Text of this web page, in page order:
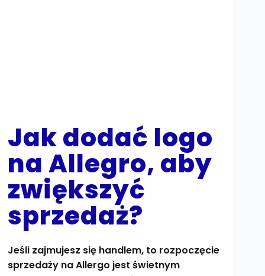
Jak dodać logo
na Allegro, aby
zwiększyć
sprzedaż?
Jeśli zajmujesz się handlem, to rozpoczęcie
sprzedaży na Allergo jest świetnym